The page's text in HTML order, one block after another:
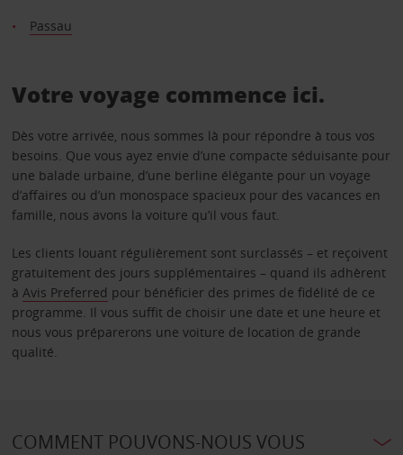
Passau
Votre voyage commence ici.
Dès votre arrivée, nous sommes là pour répondre à tous vos
besoins. Que vous ayez envie d’une compacte séduisante pour
une balade urbaine, d’une berline élégante pour un voyage
d’affaires ou d’un monospace spacieux pour des vacances en
famille, nous avons la voiture qu’il vous faut.
Les clients louant régulièrement sont surclassés – et reçoivent
gratuitement des jours supplémentaires – quand ils adhèrent
à Avis Preferred pour bénéficier des primes de fidélité de ce
programme. Il vous suffit de choisir une date et une heure et
nous vous préparerons une voiture de location de grande
qualité.
COMMENT POUVONS-NOUS VOUS